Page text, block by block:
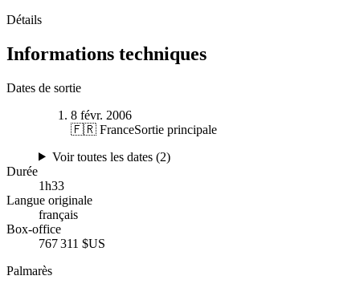
Détails
Informations techniques
Dates de sortie
8 févr. 2006
🇫🇷 FranceSortie principale
Voir toutes les dates (2)
Durée
1h33
Langue originale
français
Box-office
767 311 $US
Palmarès